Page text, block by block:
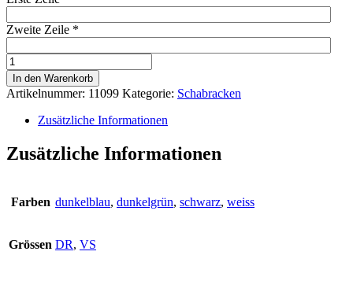
Zweite Zeile *
Schabracke
Competition
Menge
In den Warenkorb
Artikelnummer: 11099 Kategorie: Schabracken
Zusätzliche Informationen
Zusätzliche Informationen
Farben dunkelblau, dunkelgrün, schwarz, weiss
Grössen DR, VS